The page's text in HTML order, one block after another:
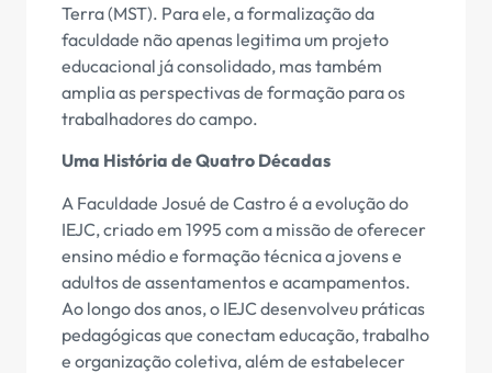
Terra (MST). Para ele, a formalização da
faculdade não apenas legitima um projeto
educacional já consolidado, mas também
amplia as perspectivas de formação para os
trabalhadores do campo.
Uma História de Quatro Décadas
A Faculdade Josué de Castro é a evolução do
IEJC, criado em 1995 com a missão de oferecer
ensino médio e formação técnica a jovens e
adultos de assentamentos e acampamentos.
Ao longo dos anos, o IEJC desenvolveu práticas
pedagógicas que conectam educação, trabalho
e organização coletiva, além de estabelecer